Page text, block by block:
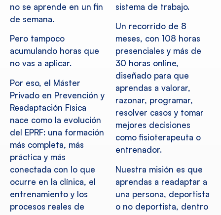
no se aprende en un fin
de semana.
Pero tampoco
acumulando horas que
no vas a aplicar.
Por eso, el Máster
Privado en Prevención y
Readaptación Física
nace como la evolución
del EPRF: una formación
más completa, más
práctica y más
conectada con lo que
ocurre en la clínica, el
entrenamiento y los
procesos reales de
sistema de trabajo.
Un recorrido de 8
meses, con 108 horas
presenciales y más de
30 horas online,
diseñado para que
aprendas a valorar,
razonar, programar,
resolver casos y tomar
mejores decisiones
como fisioterapeuta o
entrenador.
Nuestra misión es que
aprendas a readaptar a
una persona, deportista
o no deportista, dentro